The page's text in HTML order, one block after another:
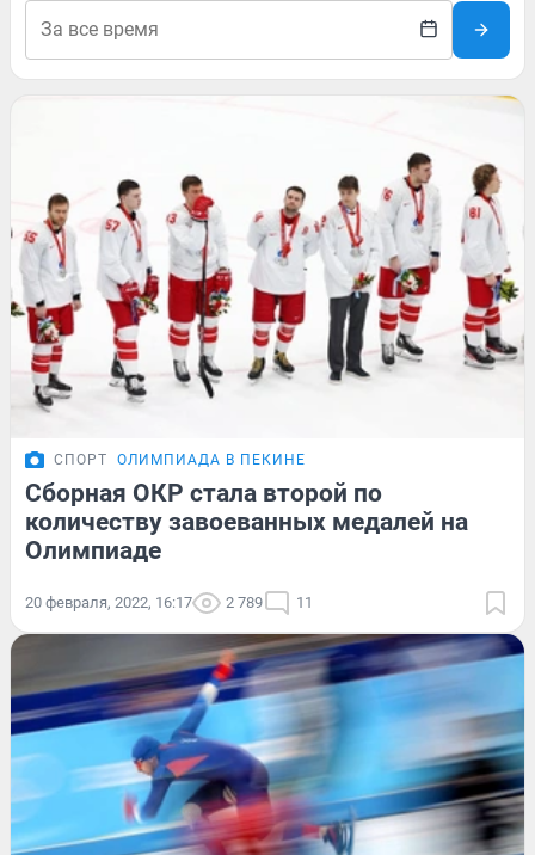
СПОРТ ОЛИМПИАДА В ПЕКИНЕ
Сборная ОКР стала второй по
количеству завоеванных медалей на
Олимпиаде
20 февраля, 2022, 16:17 2 789 11